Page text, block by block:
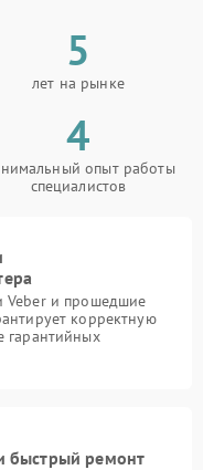
5
лет на рынке
4
опыт работы
специалистов
Veber и прошедшие
корректную
гарантийных
быстрый ремонт